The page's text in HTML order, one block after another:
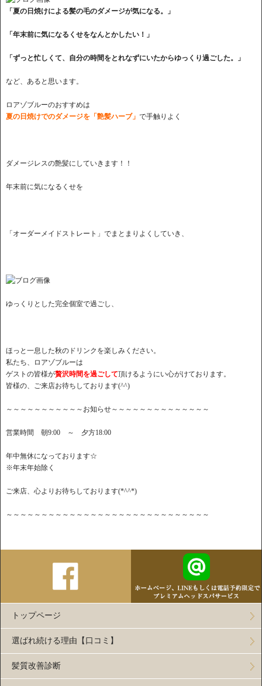
「夏の日焼けによる髪の毛のダメージが気になる。」
「年末前に気になるくせをなんとかしたい！」
「ずっと忙しくて、自分の時間をとれなずにいたからゆっくり過ごした。」
など、あると思います。
ロアゾブルーのおすすめは
夏の日焼けでのダメージを「艶髪ハーブ」 で手触りよく
ダメージレスの艶髪にしていきます！！
年末前に気になるくせを
「オーダーメイドストレート」でまとまりよくしていき、
ゆっくりとした完全個室で過ごし、
ほっと一息した秋のドリンクを楽しみください。
私たち、ロアゾブルーは
ゲストの皆様が贅沢時間を過ごして頂けるようにい心がけております。
皆様の、ご来店お待ちしております(^^)
～～～～～～～～～～～お知らせ～～～～～～～～～～～～～～
営業時間 朝9:00 ～ 夕方18:00
年中無休になっております☆
※年末年始除く
ご来店、心よりお待ちしております(*^^*)
～～～～～～～～～～～～～～～～～～～～～～～～～～～～～
トップページ
選ばれ続ける理由【口コミ】
髪質改善診断